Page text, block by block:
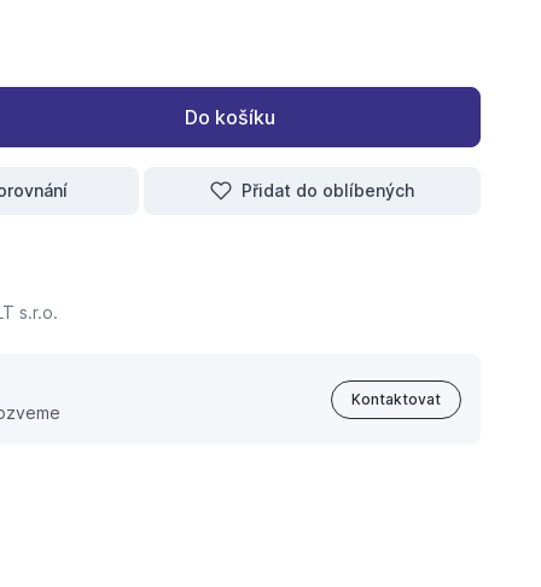
Do košíku
Přidat do oblíbených
s.r.o.
Kontaktovat